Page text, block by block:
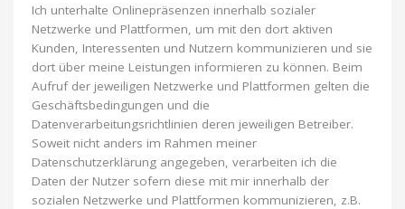
Ich unterhalte Onlinepräsenzen innerhalb sozialer
Netzwerke und Plattformen, um mit den dort aktiven
Kunden, Interessenten und Nutzern kommunizieren und sie
dort über meine Leistungen informieren zu können. Beim
Aufruf der jeweiligen Netzwerke und Plattformen gelten die
Geschäftsbedingungen und die
Datenverarbeitungsrichtlinien deren jeweiligen Betreiber.
Soweit nicht anders im Rahmen meiner
Datenschutzerklärung angegeben, verarbeiten ich die
Daten der Nutzer sofern diese mit mir innerhalb der
sozialen Netzwerke und Plattformen kommunizieren, z.B.